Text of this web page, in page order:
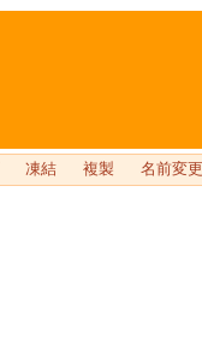
凍結 複製 名前変更